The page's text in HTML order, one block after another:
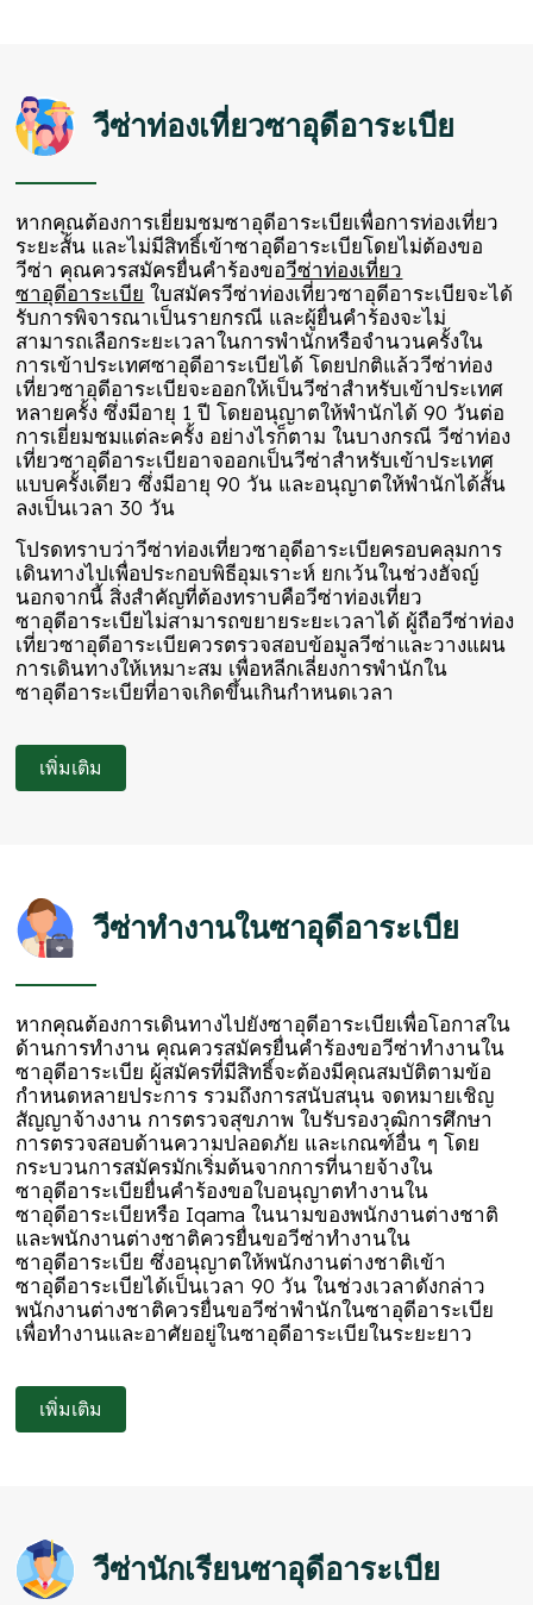
วีซ่าท่องเที่ยวซาอุดีอาระเบีย
หากคุณต้องการเยี่ยมชมซาอุดีอาระเบียเพื่อการท่องเที่ยว
ระยะสั้น และไม่มีสิทธิ์เข้าซาอุดีอาระเบียโดยไม่ต้องขอ
วีซ่า คุณควรสมัครยื่นคำร้องขอวีซ่าท่องเที่ยว
ซาอุดีอาระเบีย ใบสมัครวีซ่าท่องเที่ยวซาอุดีอาระเบียจะได้
รับการพิจารณาเป็นรายกรณี และผู้ยื่นคำร้องจะไม่
สามารถเลือกระยะเวลาในการพำนักหรือจำนวนครั้งใน
การเข้าประเทศซาอุดีอาระเบียได้ โดยปกติแล้ววีซ่าท่อง
เที่ยวซาอุดีอาระเบียจะออกให้เป็นวีซ่าสำหรับเข้าประเทศ
หลายครั้ง ซึ่งมีอายุ 1 ปี โดยอนุญาตให้พำนักได้ 90 วันต่อ
การเยี่ยมชมแต่ละครั้ง อย่างไรก็ตาม ในบางกรณี วีซ่าท่อง
เที่ยวซาอุดีอาระเบียอาจออกเป็นวีซ่าสำหรับเข้าประเทศ
แบบครั้งเดียว ซึ่งมีอายุ 90 วัน และอนุญาตให้พำนักได้สั้น
ลงเป็นเวลา 30 วัน
โปรดทราบว่าวีซ่าท่องเที่ยวซาอุดีอาระเบียครอบคลุมการ
เดินทางไปเพื่อประกอบพิธีอุมเราะห์ ยกเว้นในช่วงฮัจญ์
นอกจากนี้ สิ่งสำคัญที่ต้องทราบคือวีซ่าท่องเที่ยว
ซาอุดีอาระเบียไม่สามารถขยายระยะเวลาได้ ผู้ถือวีซ่าท่อง
เที่ยวซาอุดีอาระเบียควรตรวจสอบข้อมูลวีซ่าและวางแผน
การเดินทางให้เหมาะสม เพื่อหลีกเลี่ยงการพำนักใน
ซาอุดีอาระเบียที่อาจเกิดขึ้นเกินกำหนดเวลา
เพิ่มเติม
วีซ่าทำงานในซาอุดีอาระเบีย
หากคุณต้องการเดินทางไปยังซาอุดีอาระเบียเพื่อโอกาสใน
ด้านการทำงาน คุณควรสมัครยื่นคำร้องขอวีซ่าทำงานใน
ซาอุดีอาระเบีย ผู้สมัครที่มีสิทธิ์จะต้องมีคุณสมบัติตามข้อ
กำหนดหลายประการ รวมถึงการสนับสนุน จดหมายเชิญ
สัญญาจ้างงาน การตรวจสุขภาพ ใบรับรองวุฒิการศึกษา
การตรวจสอบด้านความปลอดภัย และเกณฑ์อื่น ๆ โดย
กระบวนการสมัครมักเริ่มต้นจากการที่นายจ้างใน
ซาอุดีอาระเบียยื่นคำร้องขอใบอนุญาตทำงานใน
ซาอุดีอาระเบียหรือ Iqama ในนามของพนักงานต่างชาติ
และพนักงานต่างชาติควรยื่นขอวีซ่าทำงานใน
ซาอุดีอาระเบีย ซึ่งอนุญาตให้พนักงานต่างชาติเข้า
ซาอุดีอาระเบียได้เป็นเวลา 90 วัน ในช่วงเวลาดังกล่าว
พนักงานต่างชาติควรยื่นขอวีซ่าพำนักในซาอุดีอาระเบีย
เพื่อทำงานและอาศัยอยู่ในซาอุดีอาระเบียในระยะยาว
เพิ่มเติม
วีซ่านักเรียนซาอุดีอาระเบีย